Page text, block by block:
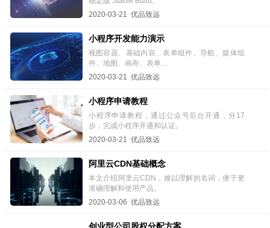
2020-03-21 优品致远
小程序开发能力演示
视图容器、基础内容、表单组件、导航、媒体组
件、地图、画布、表单...
2020-03-21 优品致远
小程序申请教程
小程序申请教程，通过公众号后台开通，分17
步，完成小程序开通和认证。
2020-03-21 优品致远
阿里云CDN基础概念
本文介绍阿里云CDN，难以理解的名词，便于更
准确理解和使用产品。
2020-03-06 优品致远
创业型公司股权分配方案